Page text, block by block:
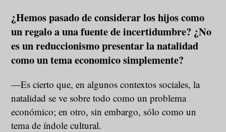
¿Hemos pasado de considerar los hijos como
un regalo a una fuente de incertidumbre? ¿No
es un reduccionismo presentar la natalidad
como un tema economico simplemente?
—Es cierto que, en algunos contextos sociales, la
natalidad se ve sobre todo como un problema
económico; en otro, sin embargo, sólo como un
tema de índole cultural.